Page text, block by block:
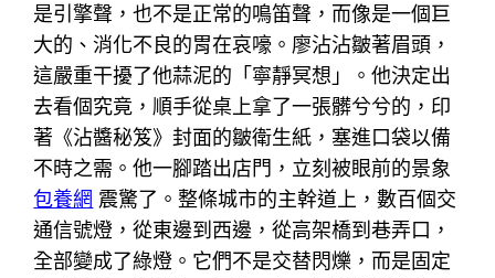
是引擎聲，也不是正常的鳴笛聲，而像是一個巨
大的、消化不良的胃在哀嚎。廖沾沾皺著眉頭，
這嚴重干擾了他蒜泥的「寧靜冥想」。他決定出
去看個究竟，順手從桌上拿了一張髒兮兮的，印
著《沾醬秘笈》封面的皺衛生紙，塞進口袋以備
不時之需。他一腳踏出店門，立刻被眼前的景象
包養網 震驚了。整條城市的主幹道上，數百個交
通信號燈，從東邊到西邊，從高架橋到巷弄口，
全部變成了綠燈。它們不是交替閃爍，而是固定